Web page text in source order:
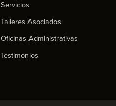
Servicios
Talleres Asociados
Oficinas Administrativas
Testimonios